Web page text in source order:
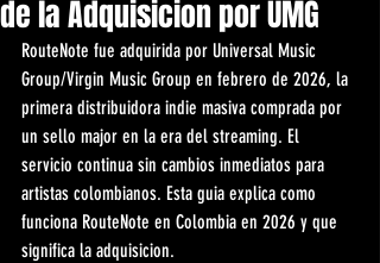
de la Adquisicion por UMG
RouteNote fue adquirida por Universal Music
Group/Virgin Music Group en febrero de 2026, la
primera distribuidora indie masiva comprada por
un sello major en la era del streaming. El
servicio continua sin cambios inmediatos para
artistas colombianos. Esta guia explica como
funciona RouteNote en Colombia en 2026 y que
significa la adquisicion.